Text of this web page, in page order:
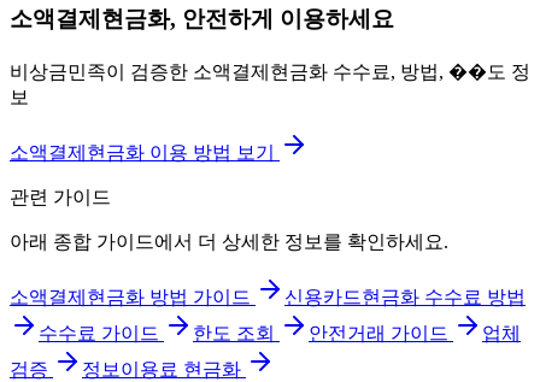
소액결제현금화, 안전하게 이용하세요
비상금민족이 검증한 소액결제현금화 수수료, 방법, ��도 정
보
소액결제현금화 이용 방법 보기
관련 가이드
아래 종합 가이드에서 더 상세한 정보를 확인하세요.
소액결제현금화 방법 가이드
신용카드현금화 수수료 방법
수수료 가이드
한도 조회 안전거래 가이드
업체
검증
정보이용료 현금화